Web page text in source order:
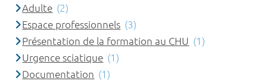
Adulte (2)
Espace professionnels (3)
Présentation de la formation au CHU (1)
Urgence sciatique (1)
Documentation (1)